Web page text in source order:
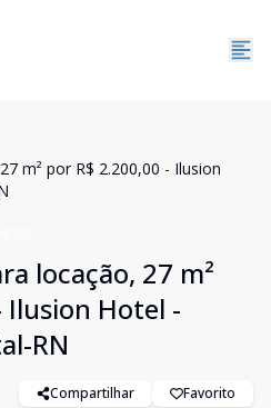
m² por R$ 2.200,00 - Ilusion
locação, 27 m²
Ilusion Hotel -
RN
Compartilhar Favorito